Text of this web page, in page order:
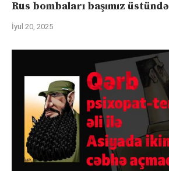
Rus bombaları başımız üstündə
İyul 20, 2025